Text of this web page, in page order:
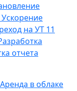
Ускорение
на УТ 11
отчета
Аренда в облаке